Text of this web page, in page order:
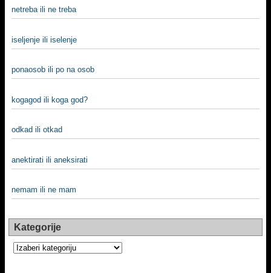
netreba ili ne treba
iselјenje ili iselenje
ponaosob ili po na osob
kogagod ili koga god?
odkad ili otkad
anektirati ili aneksirati
nemam ili ne mam
Kategorije
Kategorije